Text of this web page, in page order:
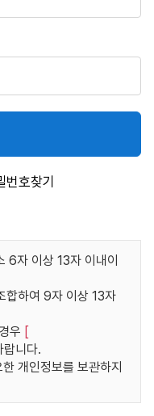
호찾기
6자 이상 13자 이내이
합하여 9자 이상 13자
우 [
랍니다.
개인정보를 보관하지